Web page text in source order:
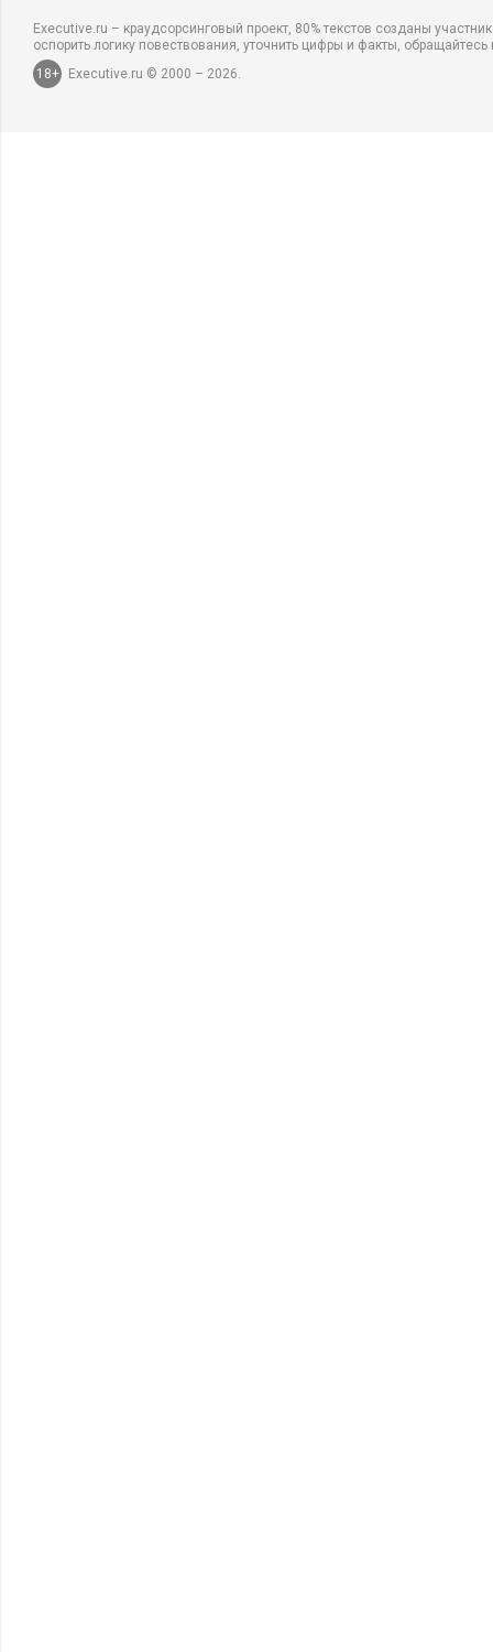
Executive.ru – краудсорсинговый проект, 80% текстов созданы
оспорить логику повествования, уточнить цифры и факты,
18+
Executive.ru © 2000 – 2026.